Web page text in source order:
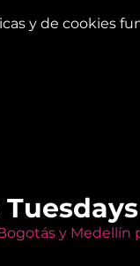
y de cookies
y